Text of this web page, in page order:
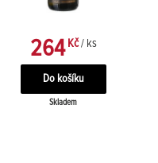
264 Kč / ks
Skladem